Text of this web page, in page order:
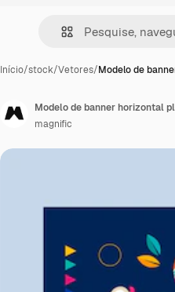
Início/stock/Vetores/Modelo de
Modelo de banner horizontal
magnific